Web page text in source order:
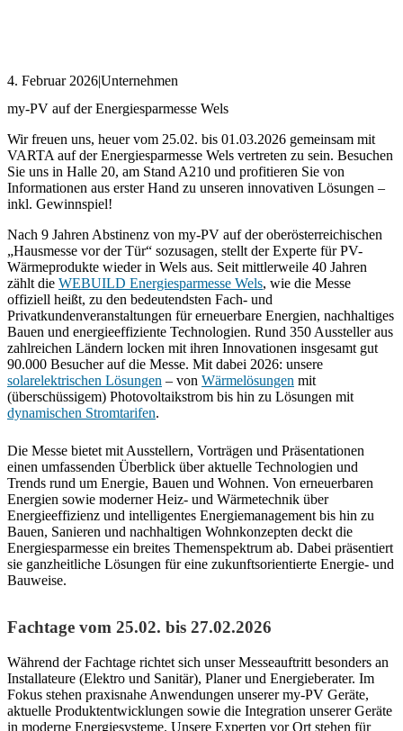
4. Februar 2026|Unternehmen
my-PV auf der Energiesparmesse Wels
Wir freuen uns, heuer vom 25.02. bis 01.03.2026 gemeinsam mit
VARTA auf der Energiesparmesse Wels vertreten zu sein. Besuchen
Sie uns in Halle 20, am Stand A210 und profitieren Sie von
Informationen aus erster Hand zu unseren innovativen Lösungen –
inkl. Gewinnspiel!
Nach 9 Jahren Abstinenz von my-PV auf der oberösterreichischen
„Hausmesse vor der Tür“ sozusagen, stellt der Experte für PV-
Wärmeprodukte wieder in Wels aus. Seit mittlerweile 40 Jahren
zählt die WEBUILD Energiesparmesse Wels, wie die Messe
offiziell heißt, zu den bedeutendsten Fach- und
Privatkundenveranstaltungen für erneuerbare Energien, nachhaltiges
Bauen und energieeffiziente Technologien. Rund 350 Aussteller aus
zahlreichen Ländern locken mit ihren Innovationen insgesamt gut
90.000 Besucher auf die Messe. Mit dabei 2026: unsere
solarelektrischen Lösungen – von Wärmelösungen mit
(überschüssigem) Photovoltaikstrom bis hin zu Lösungen mit
dynamischen Stromtarifen.
Die Messe bietet mit Ausstellern, Vorträgen und Präsentationen
einen umfassenden Überblick über aktuelle Technologien und
Trends rund um Energie, Bauen und Wohnen. Von erneuerbaren
Energien sowie moderner Heiz- und Wärmetechnik über
Energieeffizienz und intelligentes Energiemanagement bis hin zu
Bauen, Sanieren und nachhaltigen Wohnkonzepten deckt die
Energiesparmesse ein breites Themenspektrum ab. Dabei präsentiert
sie ganzheitliche Lösungen für eine zukunftsorientierte Energie- und
Bauweise.
Fachtage vom 25.02. bis 27.02.2026
Während der Fachtage richtet sich unser Messeauftritt besonders an
Installateure (Elektro und Sanitär), Planer und Energieberater. Im
Fokus stehen praxisnahe Anwendungen unserer my-PV Geräte,
aktuelle Produktentwicklungen sowie die Integration unserer Geräte
in moderne Energiesysteme. Unsere Experten vor Ort stehen für